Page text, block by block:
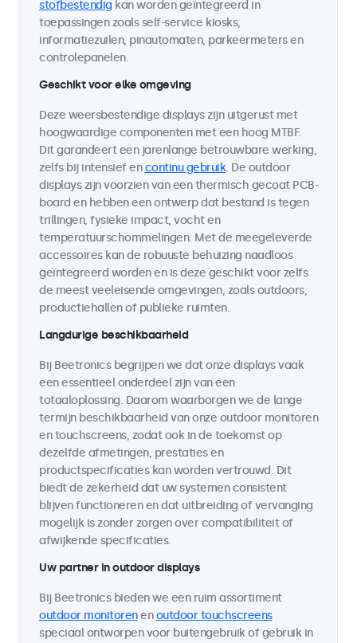
stofbestendig kan worden geïntegreerd in
toepassingen zoals self-service kiosks,
informatiezuilen, pinautomaten, parkeermeters en
controlepanelen.
Geschikt voor elke omgeving
Deze weersbestendige displays zijn uitgerust met
hoogwaardige componenten met een hoog MTBF.
Dit garandeert een jarenlange betrouwbare werking,
zelfs bij intensief encontinu gebruik. De outdoor
displays zijn voorzien van een thermisch gecoat PCB-
board en hebben een ontwerp dat bestand is tegen
trillingen, fysieke impact, vocht en
temperatuurschommelingen. Met de meegeleverde
accessoires kan de robuuste behuizing naadloos
geïntegreerd worden en is deze geschikt voor zelfs
de meest veeleisende omgevingen, zoals outdoors,
productiehallen of publieke ruimten.
Langdurige beschikbaarheid
Bij Beetronics begrijpen we dat onze displays vaak
een essentieel onderdeel zijn van een
totaaloplossing. Daarom waarborgen we de lange
termijn beschikbaarheid van onze outdoor monitoren
en touchscreens, zodat ook in de toekomst op
dezelfde afmetingen, prestaties en
productspecificaties kan worden vertrouwd. Dit
biedt de zekerheid dat uw systemen consistent
blijven functioneren en dat uitbreiding of vervanging
mogelijk is zonder zorgen over compatibiliteit of
afwijkende specificaties.
Uw partner in outdoor displays
Bij Beetronics bieden we een ruim assortiment
outdoor monitorenenoutdoor touchscreens
speciaal ontworpen voor buitengebruik of gebruik in